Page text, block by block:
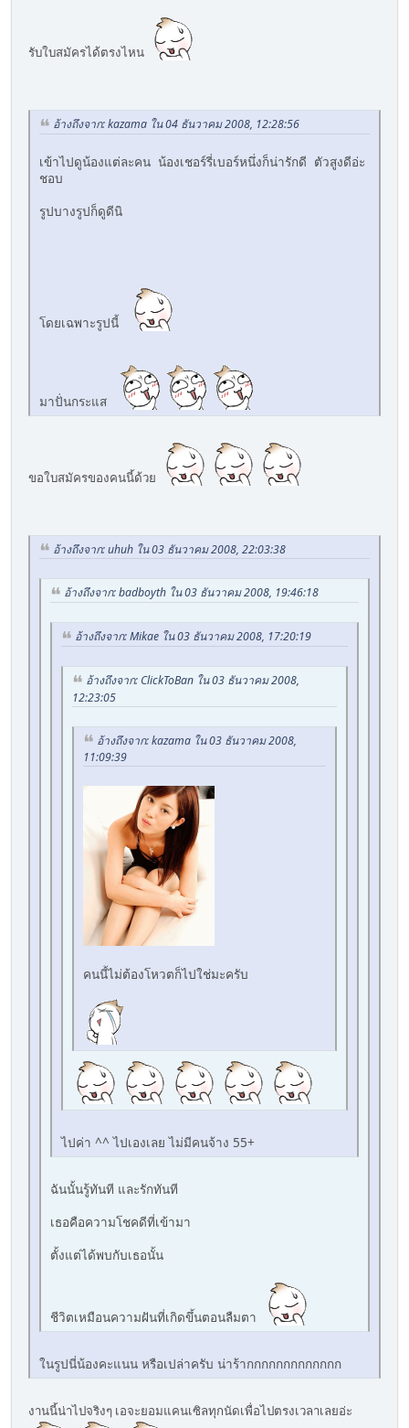
รับใบสมัครได้ตรงไหน
อ้างถึงจาก: kazama ใน 04 ธันวาคม 2008, 12:28:56
เข้าไปดูน้องแต่ละคน น้องเชอร์รี่เบอร์หนึ่งก็น่ารักดี ตัวสูงดีอ่ะ
ชอบ
รูปบางรูปก็ดูดีนิ
โดยเฉพาะรูปนี้
มาปั่นกระแส
ขอใบสมัครของคนนี้ด้วย
อ้างถึงจาก: uhuh ใน 03 ธันวาคม 2008, 22:03:38
อ้างถึงจาก: badboyth ใน 03 ธันวาคม 2008, 19:46:18
อ้างถึงจาก: Mikae ใน 03 ธันวาคม 2008, 17:20:19
อ้างถึงจาก: ClickToBan ใน 03 ธันวาคม 2008,
12:23:05
อ้างถึงจาก: kazama ใน 03 ธันวาคม 2008,
11:09:39
คนนี้ไม่ต้องโหวตก็ไปใช่มะครับ
ไปค่า ^^ ไปเองเลย ไม่มีคนจ้าง 55+
ฉันนั้นรู้ทันที และรักทันที
เธอคือความโชคดีที่เข้ามา
ตั้งแต่ได้พบกับเธอนั้น
ชีวิตเหมือนความฝันที่เกิดขึ้นตอนลืมตา
ในรูปนี่น้องคะแนน หรือเปล่าครับ น่าร้ากกกกกกกกกกกกก
งานนี้น่าไปจริงๆ เอจะยอมแคนเซิลทุกนัดเพื่อไปตรงเวลาเลยอ่ะ